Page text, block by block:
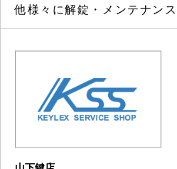
他様々に解錠・メンテナン